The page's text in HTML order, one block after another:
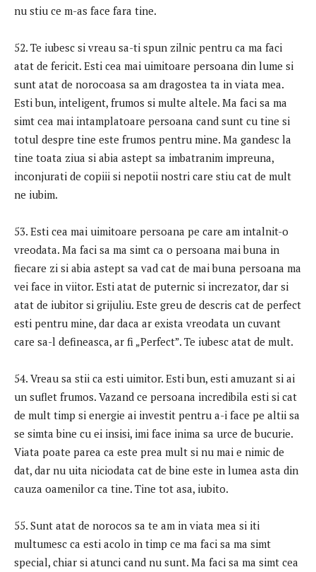
nu stiu ce m-as face fara tine.
52. Te iubesc si vreau sa-ti spun zilnic pentru ca ma faci
atat de fericit. Esti cea mai uimitoare persoana din lume si
sunt atat de norocoasa sa am dragostea ta in viata mea.
Esti bun, inteligent, frumos si multe altele. Ma faci sa ma
simt cea mai intamplatoare persoana cand sunt cu tine si
totul despre tine este frumos pentru mine. Ma gandesc la
tine toata ziua si abia astept sa imbatranim impreuna,
inconjurati de copiii si nepotii nostri care stiu cat de mult
ne iubim.
53. Esti cea mai uimitoare persoana pe care am intalnit-o
vreodata. Ma faci sa ma simt ca o persoana mai buna in
fiecare zi si abia astept sa vad cat de mai buna persoana ma
vei face in viitor. Esti atat de puternic si increzator, dar si
atat de iubitor si grijuliu. Este greu de descris cat de perfect
esti pentru mine, dar daca ar exista vreodata un cuvant
care sa-l defineasca, ar fi „Perfect”. Te iubesc atat de mult.
54. Vreau sa stii ca esti uimitor. Esti bun, esti amuzant si ai
un suflet frumos. Vazand ce persoana incredibila esti si cat
de mult timp si energie ai investit pentru a-i face pe altii sa
se simta bine cu ei insisi, imi face inima sa urce de bucurie.
Viata poate parea ca este prea mult si nu mai e nimic de
dat, dar nu uita niciodata cat de bine este in lumea asta din
cauza oamenilor ca tine. Tine tot asa, iubito.
55. Sunt atat de norocos sa te am in viata mea si iti
multumesc ca esti acolo in timp ce ma faci sa ma simt
special, chiar si atunci cand nu sunt. Ma faci sa ma simt cea